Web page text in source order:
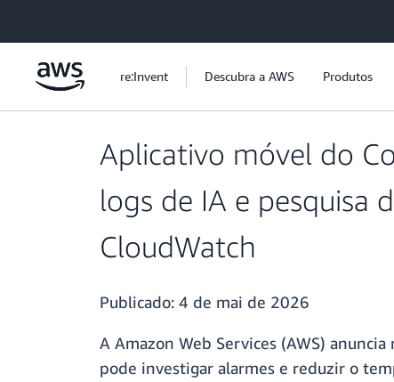
re:Invent Descubra a AWS Produtos
Aplicativo móvel do
logs de IA e pesquisa
CloudWatch
Publicado: 4 de mai de 2026
A Amazon Web Services (AWS)
pode investigar alarmes e reduzir o